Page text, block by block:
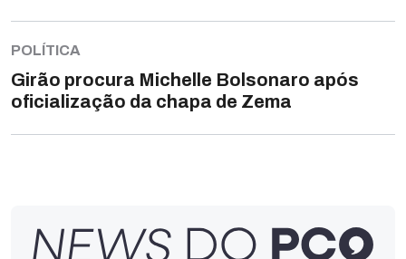
POLÍTICA
Girão procura Michelle Bolsonaro após
oficialização da chapa de Zema